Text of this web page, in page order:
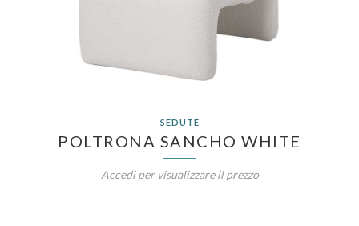
SEDUTE
POLTRONA SANCHO WHITE
Accedi per visualizzare il prezzo